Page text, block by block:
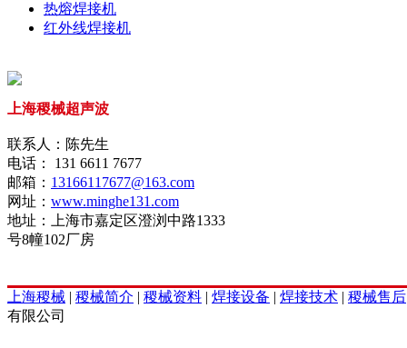
热熔焊接机
红外线焊接机
上海稷械超声波
联系人：陈先生
电话： 131 6611 7677
邮箱： 13166117677@163.com
网址： www.minghe131.com
地址：上海市嘉定区澄浏中路1333
号8幢102厂房
上海稷械 | 稷械简介 | 稷械资料 | 焊接设备 | 焊接技术 | 稷械售后
有限公司